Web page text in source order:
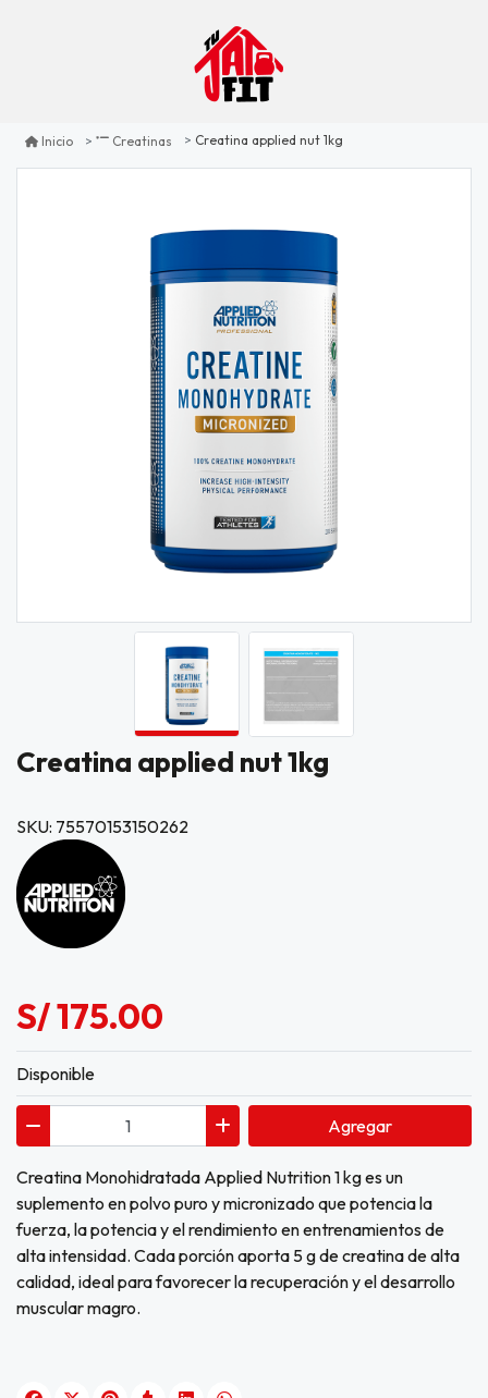
Inicio Creatinas Creatina applied nut 1kg
Creatina applied nut 1kg
SKU: 75570153150262
S/ 175.00
Disponible
Agregar
Creatina Monohidratada Applied Nutrition 1 kg es un
suplemento en polvo puro y micronizado que potencia la
fuerza, la potencia y el rendimiento en entrenamientos de
alta intensidad. Cada porción aporta 5 g de creatina de alta
calidad, ideal para favorecer la recuperación y el desarrollo
muscular magro.